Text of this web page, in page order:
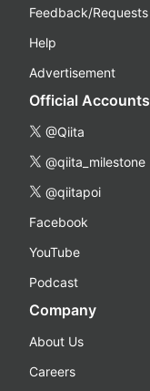
Feedback/Requests
Help
Advertisement
Official Accounts
@Qiita
@qiita_milestone
@qiitapoi
Facebook
YouTube
Podcast
Company
About Us
Careers